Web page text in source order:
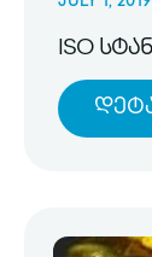
ISO